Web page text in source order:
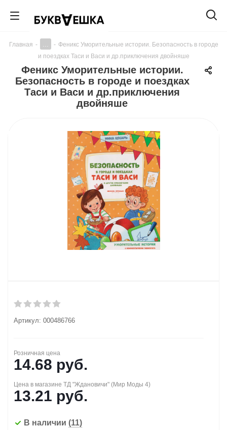
Главная - - Феникс Уморительные истории. Безопасность в городе
и поездках Таси и Васи и др.приключения двойняше
Феникс Уморительные истории.
Безопасность в городе и поездках
Таси и Васи и др.приключения
двойняше
Артикул: 000486766
Розничная цена
14.68 руб.
Цена в магазине ТД "Ждановичи" (Мир Моды 4)
13.21 руб.
В наличии (11)